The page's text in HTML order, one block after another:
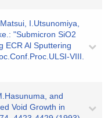
I.Utsunomiya,
"Submicron SiO2
ECR Al Sputtering
VIII.
and
Void Growth in